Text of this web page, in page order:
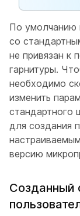
По умолчанию
со
не привязан к
гарнитуры.
необходимо
изменить
стандартного
для создания
версию
Созданный